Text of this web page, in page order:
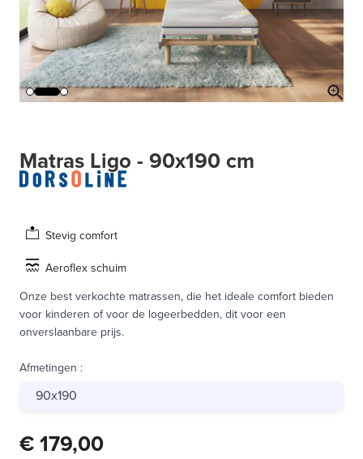
Matras Ligo - 90x190 cm
Stevig comfort
Aeroflex schuim
Onze best verkochte matrassen, die het ideale comfort bieden
voor kinderen of voor de logeerbedden, dit voor een
onverslaanbare prijs.
Afmetingen :
90x190
€ 179,00